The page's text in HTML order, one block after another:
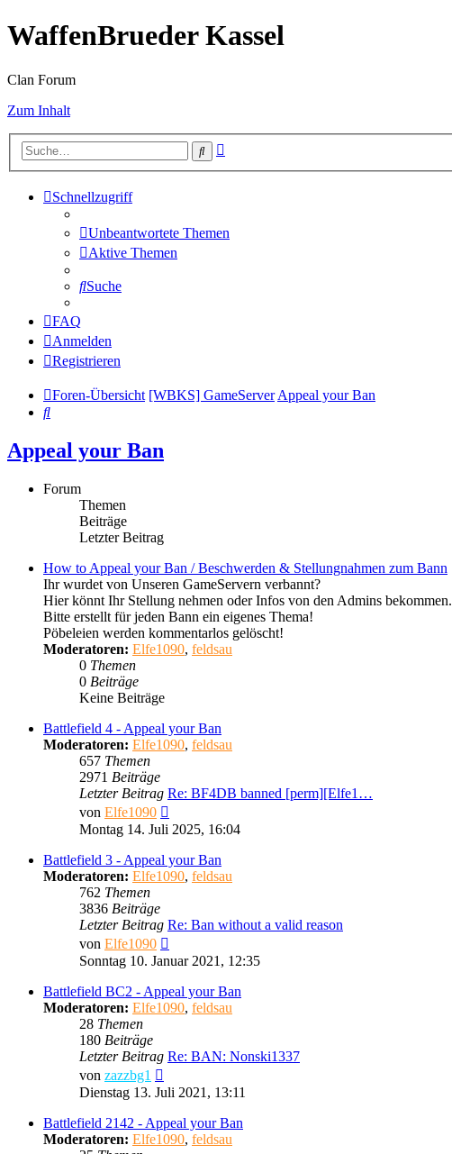
WaffenBrueder Kassel
Clan Forum
Zum Inhalt
Suche
Schnellzugriff
Unbeantwortete Themen
Aktive Themen
Suche
FAQ
Anmelden
Registrieren
Foren-Übersicht [WBKS] GameServerAppeal your Ban
Suche
Appeal your Ban
Forum
Themen
Beiträge
Letzter Beitrag
How to Appeal your Ban / Beschwerden & Stellungnahmen zum Bann
Ihr wurdet von Unseren GameServern verbannt?
Hier könnt Ihr Stellung nehmen oder Infos von den Admins bekommen.
Bitte erstellt für jeden Bann ein eigenes Thema!
Pöbeleien werden kommentarlos gelöscht!
Moderatoren: Elfe1090, feldsau
0 Themen
0 Beiträge
Keine Beiträge
Battlefield 4 - Appeal your Ban
Moderatoren: Elfe1090, feldsau
657 Themen
2971 Beiträge
Letzter Beitrag Re: BF4DB banned [perm][Elfe1…
von Elfe1090
Beitrag
Montag 14. Juli 2025, 16:04
Battlefield 3 - Appeal your Ban
Moderatoren: Elfe1090, feldsau
762 Themen
3836 Beiträge
Letzter Beitrag Re: Ban without a valid reason
von Elfe1090
Beitrag
Sonntag 10. Januar 2021, 12:35
Battlefield BC2 - Appeal your Ban
Moderatoren: Elfe1090, feldsau
28 Themen
180 Beiträge
Letzter Beitrag Re: BAN: Nonski1337
von zazzbg1
Beitrag
Dienstag 13. Juli 2021, 13:11
Battlefield 2142 - Appeal your Ban
Moderatoren: Elfe1090, feldsau